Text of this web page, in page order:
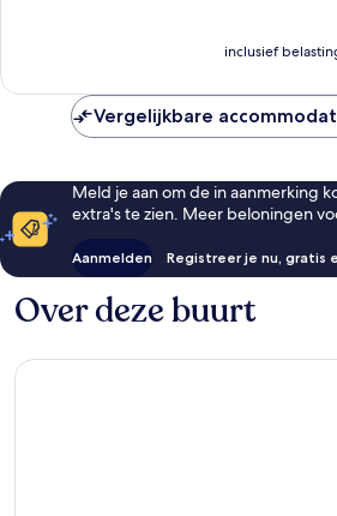
beoordelingen
inclusief
Vergelijkbare
Meld je aan om de in aanmerking
extra's te zien. Meer beloningen
Aanmelden Registreer je nu, gratis
Over deze buurt